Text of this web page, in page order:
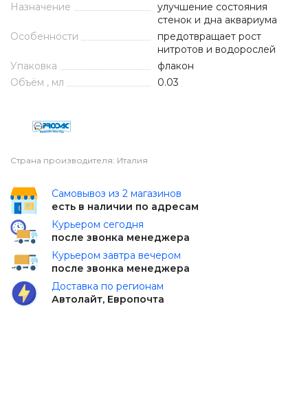
Назначение
улучшение состояния
стенок и дна аквариума
Особенности
предотвращает рост
нитротов и водорослей
Упаковка
флакон
Объём , мл
0.03
Страна производителя: Италия
Самовывоз из 2 магазинов
есть в наличии по адресам
Курьером сегодня
после звонка менеджера
Курьером завтра вечером
после звонка менеджера
Доставка по регионам
Автолайт, Европочта